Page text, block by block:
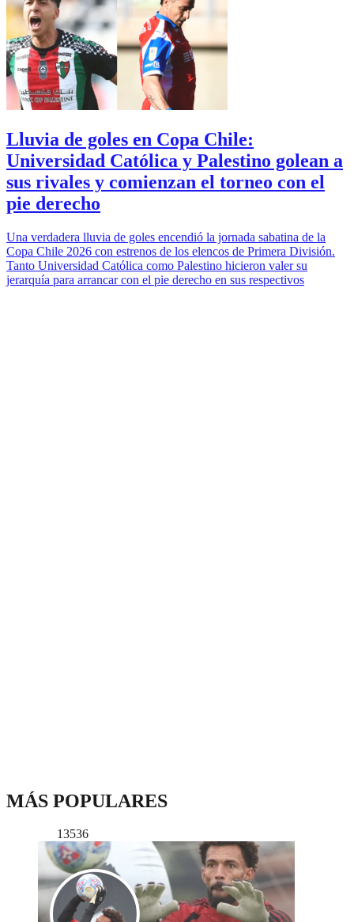
Lluvia de goles en Copa Chile:
Universidad Católica y Palestino golean a
sus rivales y comienzan el torneo con el
pie derecho
Una verdadera lluvia de goles encendió la jornada sabatina de la
Copa Chile 2026 con estrenos de los elencos de Primera División.
Tanto Universidad Católica como Palestino hicieron valer su
jerarquía para arrancar con el pie derecho en sus respectivos
MÁS POPULARES
13536